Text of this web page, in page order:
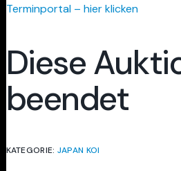
Terminportal – hier klicken
Diese
beendet
KATEGORIE: JAPAN KOI